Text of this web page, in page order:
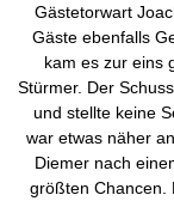
Gästetorwart
Gäste ebenfalls
kam es zur eins
Stürmer. Der
und stellte keine
war etwas näher
Diemer nach
größten Chancen.